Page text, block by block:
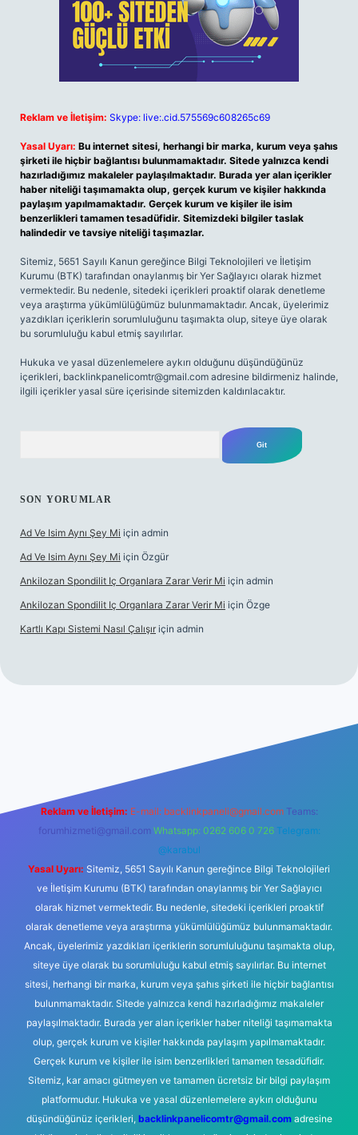
Reklam ve İletişim: Skype: live:.cid.575569c608265c69
Yasal Uyarı: Bu internet sitesi, herhangi bir marka, kurum veya şahıs
şirketi ile hiçbir bağlantısı bulunmamaktadır. Sitede yalnızca kendi
hazırladığımız makaleler paylaşılmaktadır. Burada yer alan içerikler
haber niteliği taşımamakta olup, gerçek kurum ve kişiler hakkında
paylaşım yapılmamaktadır. Gerçek kurum ve kişiler ile isim
benzerlikleri tamamen tesadüfidir. Sitemizdeki bilgiler taslak
halindedir ve tavsiye niteliği taşımazlar.
Sitemiz, 5651 Sayılı Kanun gereğince Bilgi Teknolojileri ve İletişim
Kurumu (BTK) tarafından onaylanmış bir Yer Sağlayıcı olarak hizmet
vermektedir. Bu nedenle, sitedeki içerikleri proaktif olarak denetleme
veya araştırma yükümlülüğümüz bulunmamaktadır. Ancak, üyelerimiz
yazdıkları içeriklerin sorumluluğunu taşımakta olup, siteye üye olarak
bu sorumluluğu kabul etmiş sayılırlar.
Hukuka ve yasal düzenlemelere aykırı olduğunu düşündüğünüz
içerikleri, backlinkpanelicomtr@gmail.com adresine bildirmeniz halinde,
ilgili içerikler yasal süre içerisinde sitemizden kaldırılacaktır.
SON YORUMLAR
Ad Ve Isim Aynı Şey Mi için admin
Ad Ve Isim Aynı Şey Mi için Özgür
Ankilozan Spondilit Iç Organlara Zarar Verir Mi için admin
Ankilozan Spondilit Iç Organlara Zarar Verir Mi için Özge
Kartlı Kapı Sistemi Nasıl Çalışır için admin
Reklam ve İletişim: E-mail: backlinkpaneli@gmail.com Teams:
forumhizmeti@gmail.com Whatsapp: 0262 606 0 726 Telegram:
@karabul
Yasal Uyarı: Sitemiz, 5651 Sayılı Kanun gereğince Bilgi Teknolojileri
ve İletişim Kurumu (BTK) tarafından onaylanmış bir Yer Sağlayıcı
olarak hizmet vermektedir. Bu nedenle, sitedeki içerikleri proaktif
olarak denetleme veya araştırma yükümlülüğümüz bulunmamaktadır.
Ancak, üyelerimiz yazdıkları içeriklerin sorumluluğunu taşımakta olup,
siteye üye olarak bu sorumluluğu kabul etmiş sayılırlar. Bu internet
sitesi, herhangi bir marka, kurum veya şahıs şirketi ile hiçbir bağlantısı
bulunmamaktadır. Sitede yalnızca kendi hazırladığımız makaleler
paylaşılmaktadır. Burada yer alan içerikler haber niteliği taşımamakta
olup, gerçek kurum ve kişiler hakkında paylaşım yapılmamaktadır.
Gerçek kurum ve kişiler ile isim benzerlikleri tamamen tesadüfidir.
Sitemiz, kar amacı gütmeyen ve tamamen ücretsiz bir bilgi paylaşım
platformudur. Hukuka ve yasal düzenlemelere aykırı olduğunu
düşündüğünüz içerikleri, backlinkpanelicomtr@gmail.comadresine